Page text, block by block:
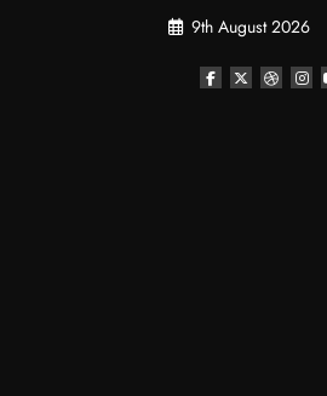
9th August 2026